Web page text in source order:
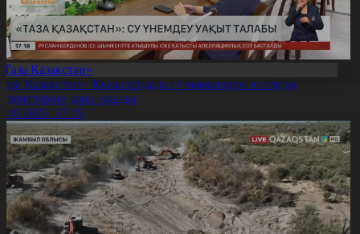
Қазақстан»
Қазақстан»: Қызылордада су мамандары колледж
дәріс оқыды
17:35